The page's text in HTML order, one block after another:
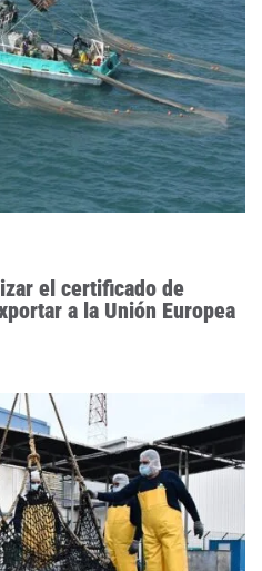
el certificado de
a la Unión Europea